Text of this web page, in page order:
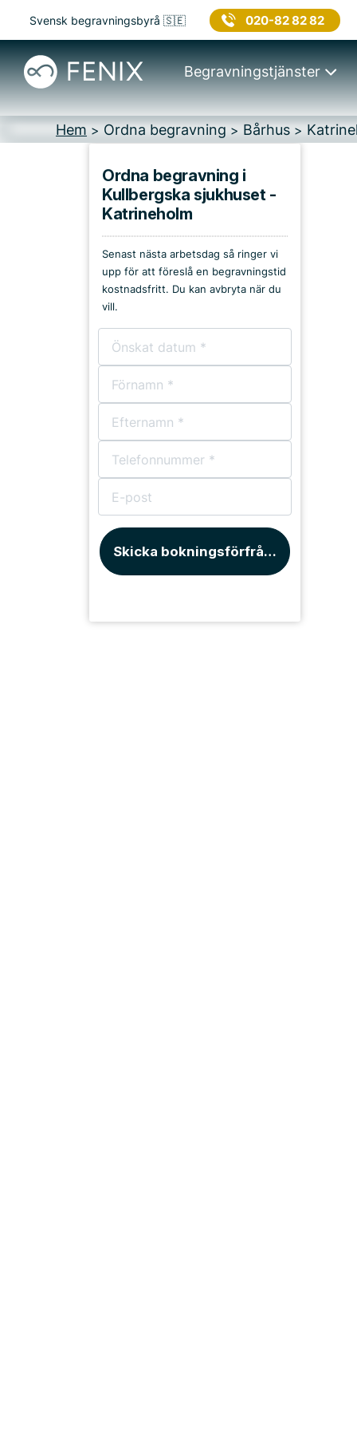
Svensk begravningsbyrå 🇸🇪 020-82 82 82
Begravningstjänster
Hem > Ordna begravning > Bårhus >
Platser i Katrineholm
Begravningsplatser
Församlingshem
Bårhus
Ordna begravning i
Kullbergska sjukhuset -
Katrineholm
Senast nästa arbetsdag så ringer vi
upp för att föreslå en begravningstid
kostnadsfritt. Du kan avbryta när du
vill.
Skicka bokningsförfrågan